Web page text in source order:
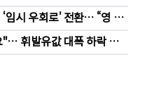
임시 우회로’ 전환… “영 스
"… 휘발유값 대폭 하락 예